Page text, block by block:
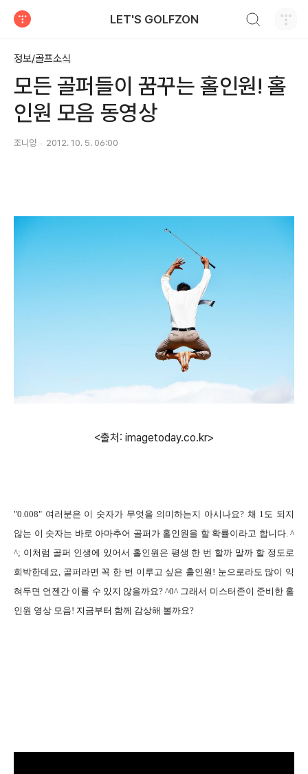
LET'S GOLFZON
정보/골프소식
모든 골퍼들이 꿈꾸는 홀인원! 홀
인원 모음 동영상
조니양 2012. 10. 5. 06:00
<출처: imagetoday.co.kr>
"0.008" 여러분은 이 숫자가 무엇을 의미하는지 아시나요? 채 1 도 되지
않는 이 숫자는 바로 아마추어 골퍼가 홀인원을 할 확률이라고 합니다. ^
^; 이처럼 골퍼 인생에 있어서 홀인원은 평생 한 번 할까 말까 할 정도로
희박한데요
골퍼라면 꼭 한 번 이루고 싶은 홀인원 ! 눈으로라도 많이 익
혀두면 언젠간 이룰 수 있지 않을까요? ^0^ 그래서 미스터존이 준비한 홀
인원 영상 모음! 지금부터 함께 감상해 볼까요?